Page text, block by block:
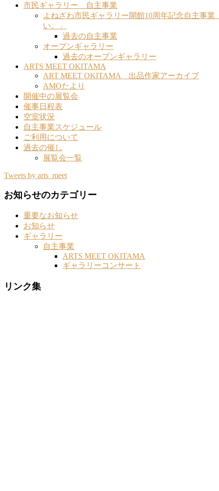
市民ギャラリー 自主事業
よねざわ市民ギャラリー開館10周年記念自主事
い。」
過去の自主事業
オープンギャラリー
過去のオープンギャラリー
ARTS MEET OKITAMA
ART MEET OKITAMA 出品作家アーカイブ
AMOたより
開催中の展覧会
催事日程表
空室状況
自主事業スケジュール
ご利用について
過去の催し
展覧会一覧
Tweets by arts_meet
お知らせのカテゴリー
重要なお知らせ
お知らせ
ギャラリー
自主事業
ARTS MEET OKITAMA
ギャラリーコンサート
リンク集